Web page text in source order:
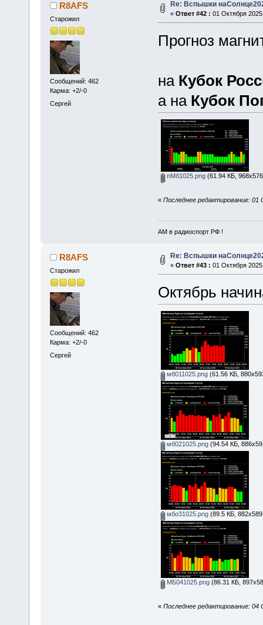
R8AFS
Старожил
Сообщений: 462
Карма: +2/-0
Сергей
Re: Вспышки
« Ответ #42 : 01 Октября
Прогноз
на Кубок
а на Кубок
пМб1025.png(61.94 КБ,
« Последнее редактирование:
АМ в радиоспорт РФ !
R8AFS
Старожил
Сообщений: 462
Карма: +2/-0
Сергей
Re: Вспышки
« Ответ #43 : 01 Октября
Октябрь
мб011025.png(61.56 КБ,
мб021025.png(94.54 КБ,
мбо31025.png(89.5 КБ, 882x589
МБ041025.png(86.31 КБ,
« Последнее редактирование: